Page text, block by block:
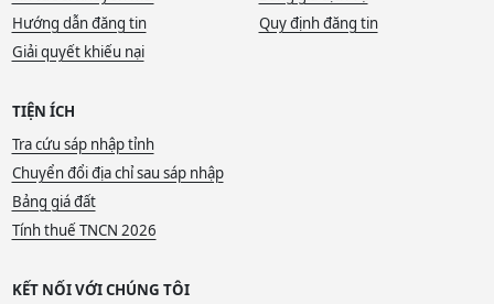
Hướng dẫn đăng tin
Quy định đăng tin
Giải quyết khiếu nại
TIỆN ÍCH
Tra cứu sáp nhập tỉnh
Chuyển đổi địa chỉ sau sáp nhập
Bảng giá đất
Tính thuế TNCN 2026
KẾT NỐI VỚI CHÚNG TÔI